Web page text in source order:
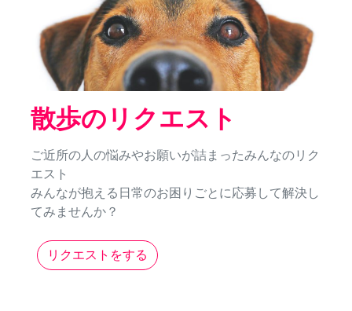
散歩のリクエスト
ご近所の人の悩みやお願いが詰まったみんなのリク
エスト
みんなが抱える日常のお困りごとに応募して解決し
てみませんか？
リクエストをする